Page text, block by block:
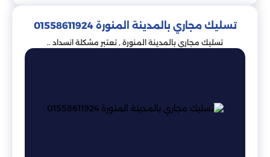
تسليك مجاري بالمدينة المنورة 01558611924
تسليك مجاري بالمدينة المنورة , تعتبر مشكلة انسداد ..